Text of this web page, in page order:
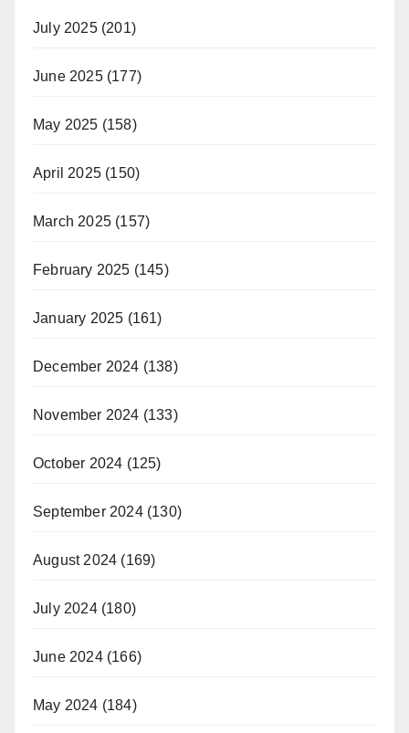
July 2025(201)
June 2025(177)
May 2025 (158)
April 2025 (150)
March 2025 (157)
February 2025 (145)
January 2025 (161)
December 2024 (138)
November 2024 (133)
October 2024 (125)
September 2024(130)
August 2024 (169)
July 2024(180)
June 2024(166)
May 2024 (184)